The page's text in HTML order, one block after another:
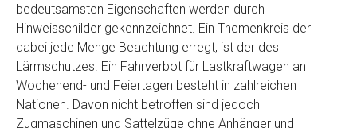
bedeutsamsten Eigenschaften werden durch
Hinweisschilder gekennzeichnet. Ein Themenkreis der
dabei jede Menge Beachtung erregt, ist der des
Lärmschutzes. Ein Fahrverbot für Lastkraftwagen an
Wochenend- und Feiertagen besteht in zahlreichen
Nationen. Davon nicht betroffen sind jedoch
Zugmaschinen und Sattelzüge ohne Anhänger und